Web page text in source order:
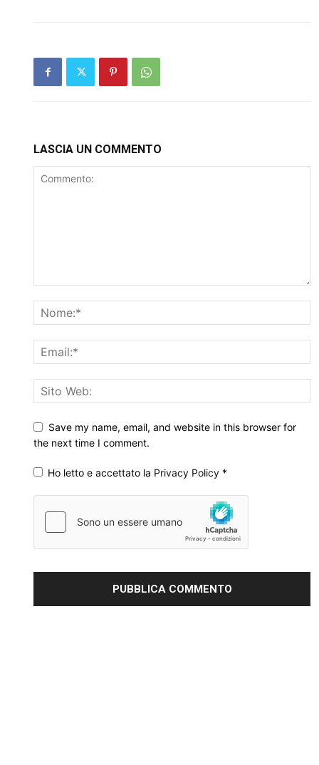
LASCIA UN COMMENTO
Save my name, email, and website in this browser for
the next time I comment.
Ho letto e accettato la Privacy Policy *